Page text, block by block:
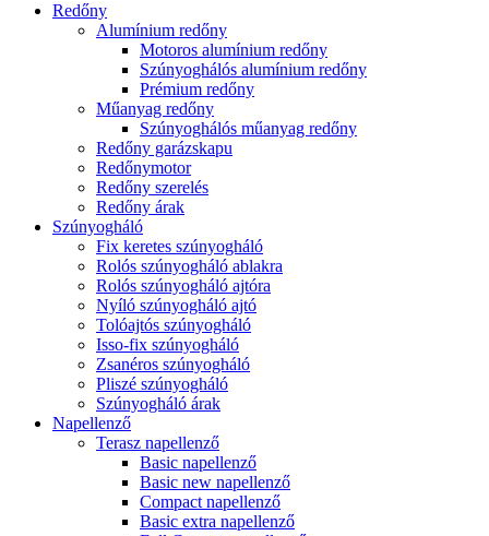
Redőny
Alumínium redőny
Motoros alumínium redőny
Szúnyoghálós alumínium redőny
Prémium redőny
Műanyag redőny
Szúnyoghálós műanyag redőny
Redőny garázskapu
Redőnymotor
Redőny szerelés
Redőny árak
Szúnyogháló
Fix keretes szúnyogháló
Rolós szúnyogháló ablakra
Rolós szúnyogháló ajtóra
Nyíló szúnyogháló ajtó
Tolóajtós szúnyogháló
Isso-fix szúnyogháló
Zsanéros szúnyogháló
Pliszé szúnyogháló
Szúnyogháló árak
Napellenző
Terasz napellenző
Basic napellenző
Basic new napellenző
Compact napellenző
Basic extra napellenző